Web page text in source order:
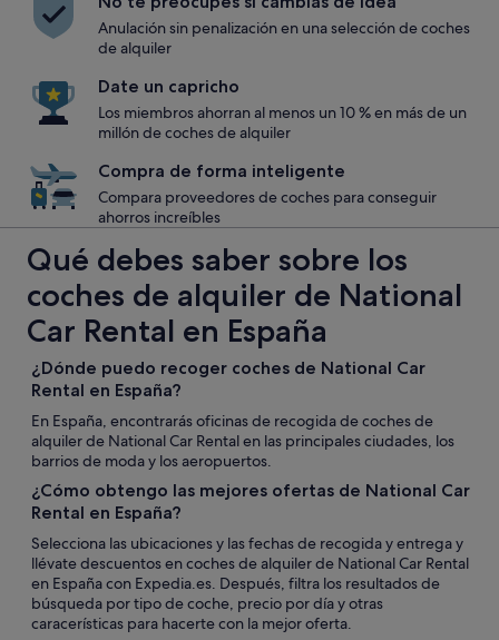
Anulación sin penalización en una selección de coches
de alquiler
Date un capricho
Los miembros ahorran al menos un 10 % en más de un
millón de coches de alquiler
Compra de forma inteligente
Compara proveedores de coches para conseguir
ahorros increíbles
Qué debes saber sobre los
coches de alquiler de National
Car Rental en España
¿Dónde puedo recoger coches de National Car
Rental en España?
En España, encontrarás oficinas de recogida de coches de
alquiler de National Car Rental en las principales ciudades, los
barrios de moda y los aeropuertos.
¿Cómo obtengo las mejores ofertas de National Car
Rental en España?
Selecciona las ubicaciones y las fechas de recogida y entrega y
llévate descuentos en coches de alquiler de National Car Rental
en España con Expedia.es. Después, filtra los resultados de
búsqueda por tipo de coche, precio por día y otras
caracerísticas para hacerte con la mejor oferta.